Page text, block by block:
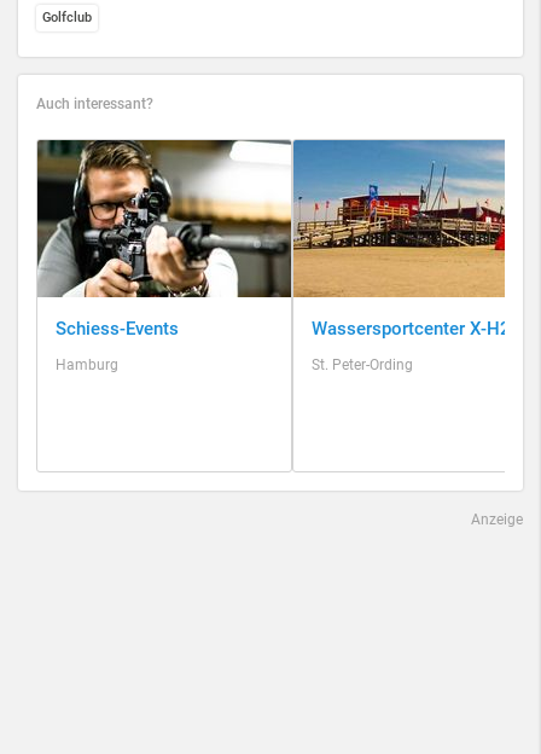
Golfclub
Auch interessant?
Schiess-Events
Hamburg
Wassersportcenter X-H2O
St. Peter-Ording
Anzeige